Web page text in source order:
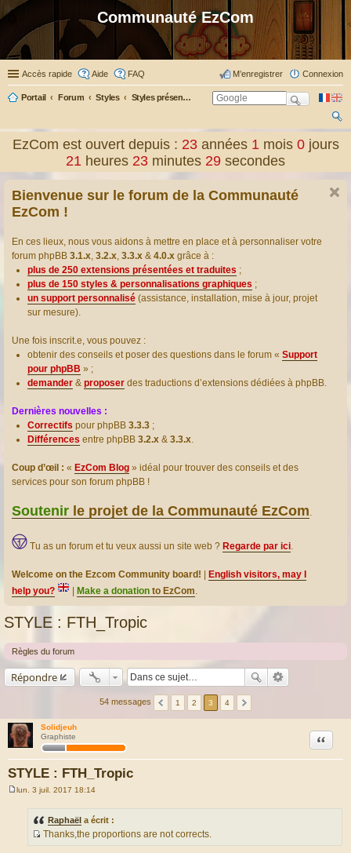
Communauté EzCom
Accès rapide Aide FAQ Connexion
M’enregistrer
Portail Forum Styles Styles présentés & traduits
er
EzCom est ouvert depuis : 23 années1 mois0 jours
21 heures 23 minutes 30 secondes
Bienvenue sur le forum de la Communauté
EzCom !
En ces lieux, nous vous aidons à mettre en place et à personnaliser votre
forum phpBB 3.1.x, 3.2.x, 3.3.x & 4.0.x grâce à :
plus de 250 extensions présentées et traduites ;
plus de 150 styles & personnalisations graphiques ;
un support personnalisé (assistance, installation, mise à jour, projet
sur mesure).
Une fois inscrit.e, vous pouvez :
obtenir des conseils et poser des questions dans le forum « Support
pour phpBB » ;
demander & proposer des traductions d’extensions dédiées à phpBB.
Dernières nouvelles :
Correctifs pour phpBB 3.3.3 ;
Différences entre phpBB 3.2.x & 3.3.x.
Coup d’œil : « EzCom Blog » idéal pour trouver des conseils et des
services pour son forum phpBB !
Soutenir le projet de la Communauté EzCom.
Tu as un forum et tu veux aussi un site web ? Regarde par ici.
Welcome on the Ezcom Community board!
English visitors, may I
help you?
Make a donation to EzCom.
STYLE : FTH_Tropic
Règles du forum
Répondre
54 messages 1 2 3 4
Solidjeuh
Graphiste
STYLE : FTH_Tropic
Citation
lun. 3 juil. 2017 18:14
Raphaël a écrit :
Thanks,the proportions are not corrects.